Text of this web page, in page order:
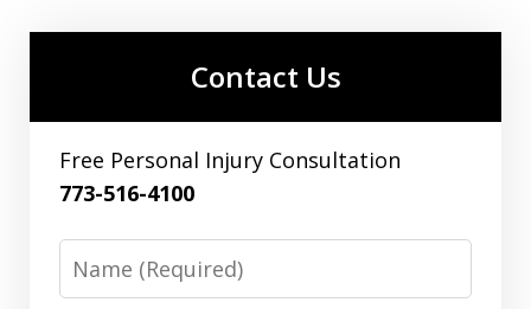
Contact Us
Free Personal Injury Consultation
773-516-4100
Name